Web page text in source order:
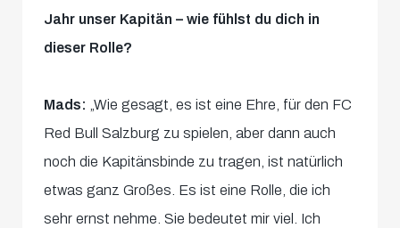
Jahr unser Kapitän – wie fühlst du dich in
dieser Rolle?
Mads: „Wie gesagt, es ist eine Ehre, für den FC
Red Bull Salzburg zu spielen, aber dann auch
noch die Kapitänsbinde zu tragen, ist natürlich
etwas ganz Großes. Es ist eine Rolle, die ich
sehr ernst nehme. Sie bedeutet mir viel. Ich